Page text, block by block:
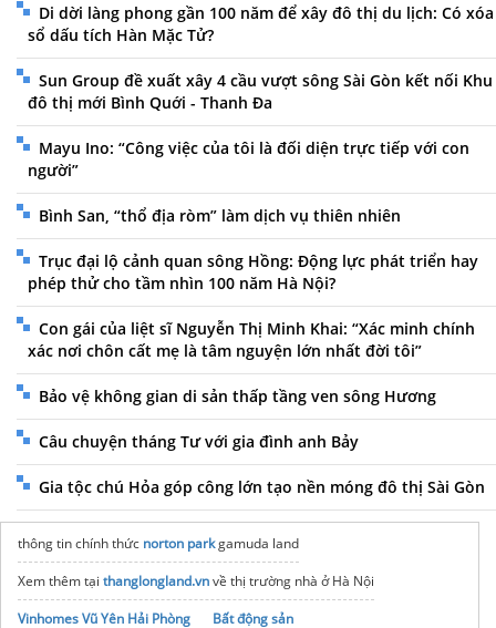
Di dời làng phong gần 100 năm để xây đô thị du lịch: Có xóa
sổ dấu tích Hàn Mặc Tử?
Sun Group đề xuất xây 4 cầu vượt sông Sài Gòn kết nối Khu
đô thị mới Bình Quới - Thanh Đa
Mayu Ino: “Công việc của tôi là đối diện trực tiếp với con
người”
Bình San, “thổ địa ròm” làm dịch vụ thiên nhiên
Trục đại lộ cảnh quan sông Hồng: Động lực phát triển hay
phép thử cho tầm nhìn 100 năm Hà Nội?
Con gái của liệt sĩ Nguyễn Thị Minh Khai: “Xác minh chính
xác nơi chôn cất mẹ là tâm nguyện lớn nhất đời tôi”
Bảo vệ không gian di sản thấp tầng ven sông Hương
Câu chuyện tháng Tư với gia đình anh Bảy
Gia tộc chú Hỏa góp công lớn tạo nền móng đô thị Sài Gòn
thông tin chính thức norton parkgamuda land
Xem thêm tại thanglongland.vnvề thị trường nhà ở Hà Nội
Vinhomes Vũ Yên Hải Phòng
Bất động sản